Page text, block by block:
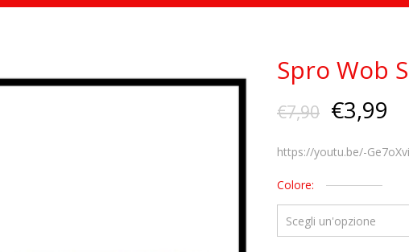
Spro Wob
€7,90 €3,99
https://youtu.be/-
Colore: